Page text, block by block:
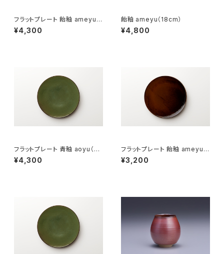
フラットプレート 飴釉 ameyu
（21cm）
¥4,300
飴釉 ameyu（18cm）
¥4,800
フラットプレート 青釉 aoyu（21
cm）
¥4,300
フラットプレート 飴釉 ameyu（1
8cm）
¥3,200